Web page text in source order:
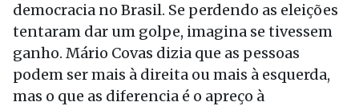
democracia no Brasil. Se perdendo as eleições
tentaram dar um golpe, imagina se tivessem
ganho. Mário Covas dizia que as pessoas
podem ser mais à direita ou mais à esquerda,
mas o que as diferencia é o apreço à